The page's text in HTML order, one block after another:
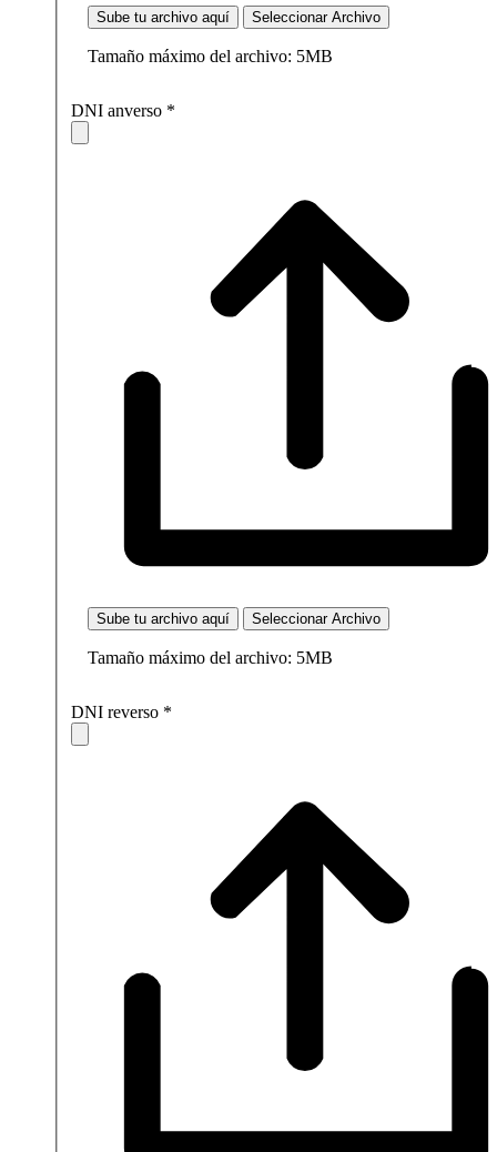
Sube tu archivo aquí Seleccionar Archivo
Tamaño máximo del archivo: 5MB
DNI anverso *
Sube tu archivo aquí Seleccionar Archivo
Tamaño máximo del archivo: 5MB
DNI reverso *